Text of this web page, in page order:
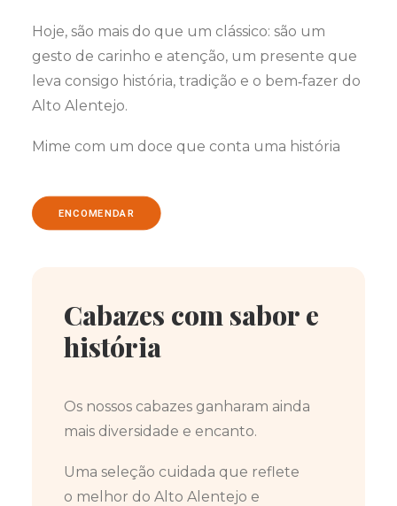
Hoje, são mais do que um clássico: são um
gesto de carinho e atenção, um presente que
leva consigo história, tradição e o bem‑fazer do
Alto Alentejo.
Mime com um doce que conta uma história
ENCOMENDAR
Cabazes com sabor e
história
Os nossos cabazes ganharam ainda
mais diversidade e encanto.
Uma seleção cuidada que reflete
o melhor do Alto Alentejo e